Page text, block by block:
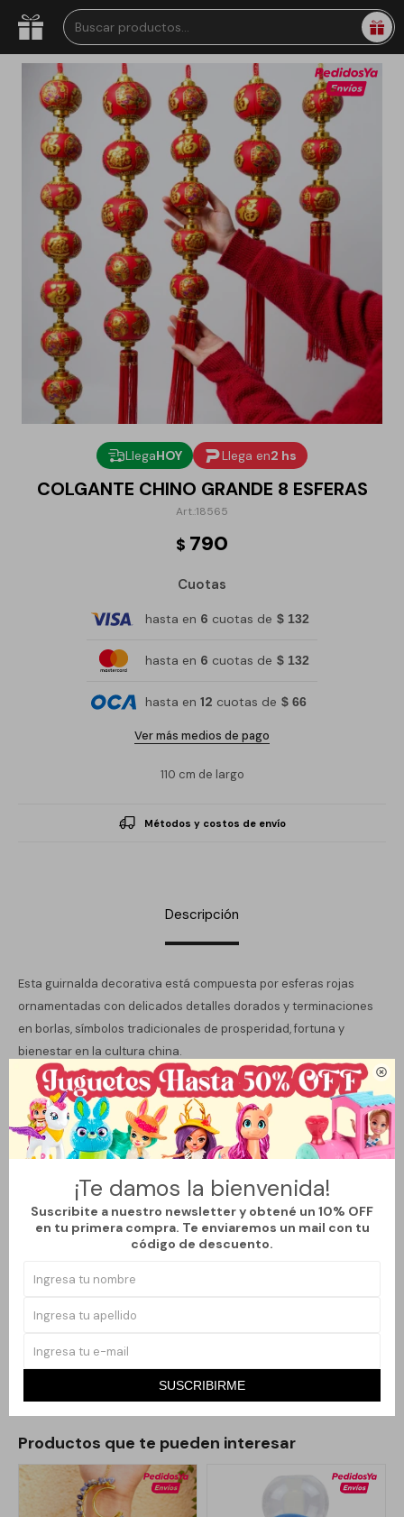

¡Te damos la bienvenida!
Suscribite a nuestro newsletter y obtené un 10% OFF
en tu primera compra. Te enviaremos un mail con tu
código de descuento.
SUSCRIBIRME
LlegaHOY Llega en2 hs
COLGANTE CHINO GRANDE 8 ESFERAS
18565
$ 790
Cuotas
hasta en 6 cuotas de $ 132
hasta en 6 cuotas de $ 132
hasta en 12 cuotas de $ 66
Ver más medios de pago
110 cm de largo
Métodos y costos de envío
Descripción
Esta guirnalda decorativa está compuesta por esferas rojas
ornamentadas con delicados detalles dorados y terminaciones
en borlas, símbolos tradicionales de prosperidad, fortuna y
bienestar en la cultura china.
Su diseño refinado la convierte en una pieza ideal para realzar
espacios en celebraciones especiales, como el Año Nuevo Chino,
eventos temáticos o como elemento distintivo de decoración
interior. Además de su valor estético, representa un amuleto de
Características principales:
Guirnalda colgante con esferas rojas y detalles dorados.
Apta para uso en interiores: puertas, ventanas o paredes.
Ideal para celebraciones y ambientaciones temáticas.
Productos que te pueden interesar